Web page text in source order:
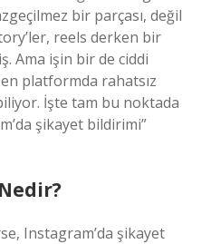
bir parçası, değil
reels derken bir
Ama işin bir de ciddi
platformda rahatsız
İşte tam bu noktada
şikayet bildirimi”
Instagram’da şikayet